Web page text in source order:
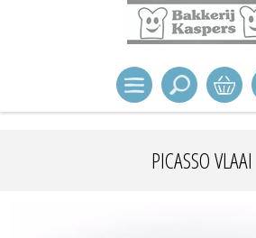
PICASSO VLAAI